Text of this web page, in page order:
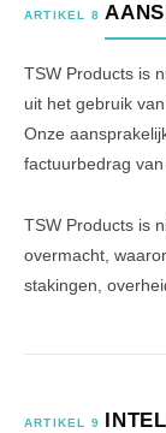
ARTIKEL 8
TSW Products is
uit het gebruik
Onze
factuurbedrag
TSW Products is
overmacht,
stakingen,
ARTIKEL 9